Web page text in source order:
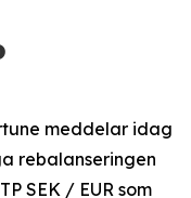
meddelar idag
rebalanseringen
SEK / EUR som